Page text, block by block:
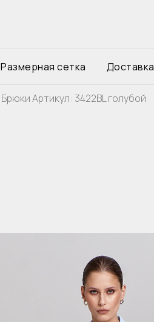
Размерная сетка Доставка
Брюки Артикул: 3422BL голубой